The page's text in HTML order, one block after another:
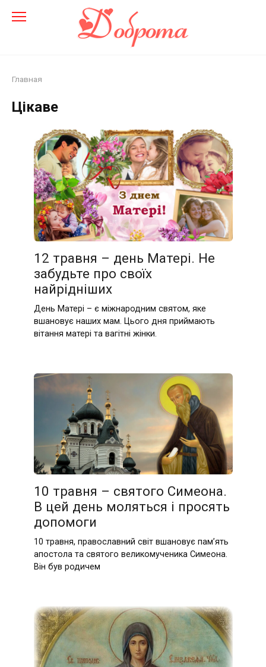
Главная
Цікаве
12 травня – день Матері. Не
забудьте про своїх
найрідніших
День Матері – є міжнародним святом, яке
вшановує наших мам. Цього дня приймають
вітання матері та вагітні жінки.
10 травня – святого Симеона.
В цей день моляться і просять
допомоги
10 травня, православний світ вшановує пам’ять
апостола та святого великомученика Симеона.
Він був родичем